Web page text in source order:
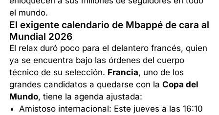
el mundo.
El exigente calendario de Mbappé de cara al
Mundial 2026
El relax duró poco para el delantero francés, quien
ya se encuentra bajo las órdenes del cuerpo
técnico de su selección. Francia, uno de los
grandes candidatos a quedarse con laCopa del
Mundo, tiene la agenda ajustada:
Amistoso internacional: Este jueves a las 16:10